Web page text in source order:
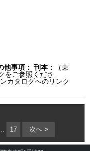
他事項： 刊本：
（東
をご参照くださ
カタログへのリンク
17 次へ >